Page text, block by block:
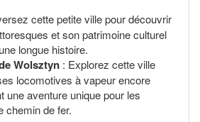
cette petite ville pour découvrir
et son patrimoine culturel
longue histoire.
Wolsztyn : Explorez cette ville
locomotives à vapeur encore
une aventure unique pour les
chemin de fer.